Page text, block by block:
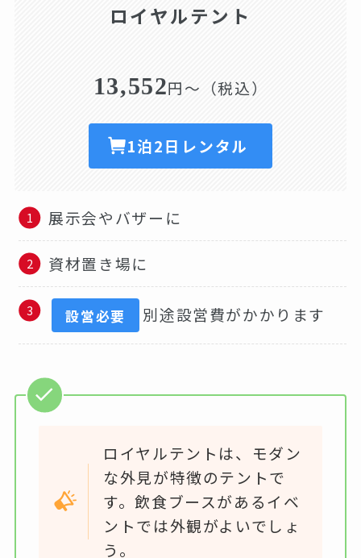
ロイヤルテント
13,552円～（税込）
1泊2日レンタル
展示会やバザーに
資材置き場に
設営必要 別途設営費がかかります
ロイヤルテントは、モダン
な外見が特徴のテントで
す。飲食ブースがあるイベ
ントでは外観がよいでしょ
う。